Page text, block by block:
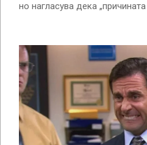
но нагласува дека